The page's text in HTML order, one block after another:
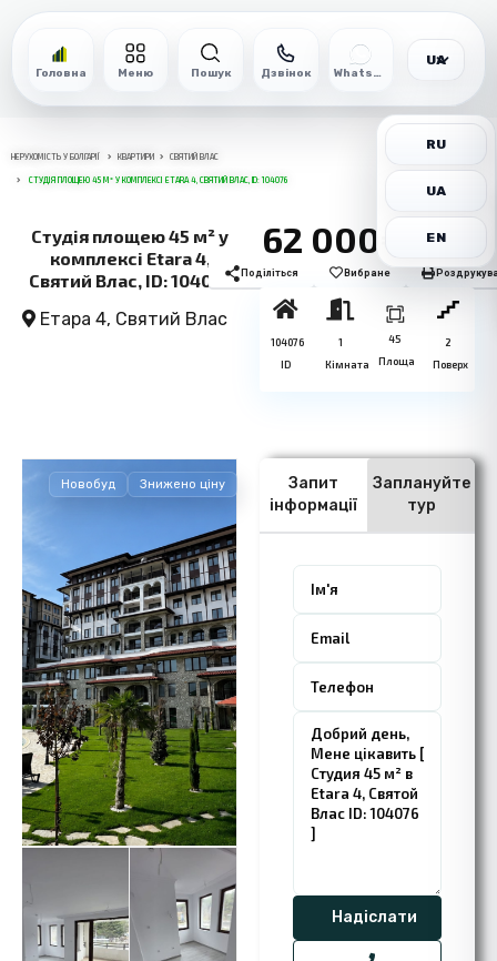
Головна Меню Пошук Дзвінок WhatsApp
UA
RU
UA
EN
НЕРУХОМІСТЬ У БОЛГАРІЇ КВАРТИРИ СВЯТИЙ ВЛАС
СТУДІЯ ПЛОЩЕЮ 45 М² У КОМПЛЕКСІ ETARA 4, СВЯТИЙ ВЛАС, ID: 104076
Студія площею 45 м² у
комплексі Etara 4,
Святий Влас, ID: 104076
Етара 4, Святий Влас
62 000€
Поділіться Вибране
104076
ID
1
Кімната
45
Площа
2
Поверх
Новобуд Знижено ціну
Запит
інформації
Заплануйте
тур